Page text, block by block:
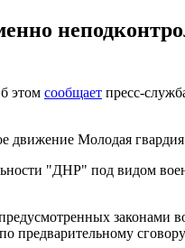
этом сообщает пресс-
движение Молодая
"ДНР" под видом
законами
предварительному